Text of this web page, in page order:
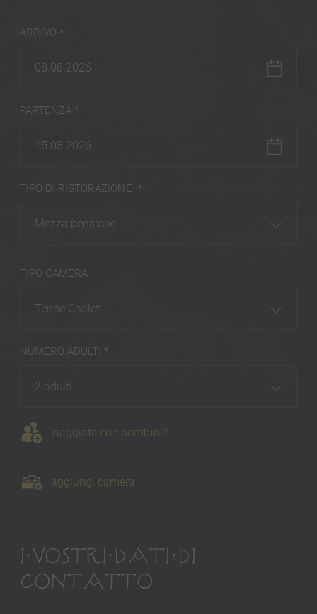
ARRIVO *
08.08.2026
PARTENZA *
15.08.2026
TIPO DI RISTORAZIONE *
Mezza pensione
TIPO CAMERA
Tenne Chalet
NUMERO ADULTI *
2 adulti
viaggiate con bambini?
aggiungi camera
I VOSTRI DATI DI
CONTATTO